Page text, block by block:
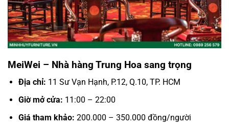
MeiWei – Nhà hàng Trung Hoa sang trọng
Địa chỉ: 11 Sư Vạn Hạnh, P.12, Q.10, TP. HCM
Giờ mở cửa: 11:00 – 22:00
Giá tham khảo: 200.000 – 350.000 đồng/người